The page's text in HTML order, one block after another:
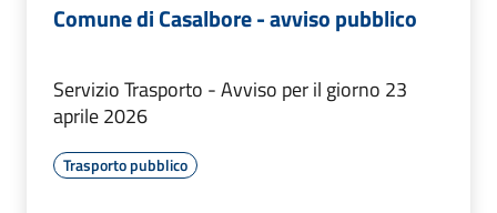
Comune di Casalbore - avviso pubblico
Servizio Trasporto - Avviso per il giorno 23
aprile 2026
Trasporto pubblico